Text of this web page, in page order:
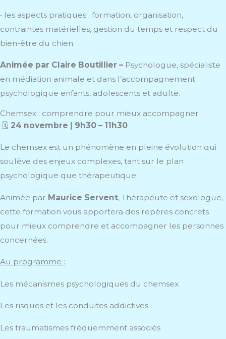
• les aspects pratiques : formation, organisation,
contraintes matérielles, gestion du temps et respect du
bien-être du chien.
Animée par Claire Boutillier – Psychologue, spécialiste
en médiation animale et dans l’accompagnement
psychologique enfants, adolescents et adulte.
Chemsex : comprendre pour mieux accompagner
🗓️ 24 novembre | 9h30 – 11h30
Le chemsex est un phénomène en pleine évolution qui
soulève des enjeux complexes, tant sur le plan
psychologique que thérapeutique.
Animée par Maurice Servent, Thérapeute et sexologue,
cette formation vous apportera des repères concrets
pour mieux comprendre et accompagner les personnes
concernées.
Au programme :
Les mécanismes psychologiques du chemsex
Les risques et les conduites addictives
Les traumatismes fréquemment associés